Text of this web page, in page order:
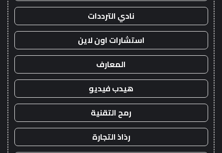
نادي الترددات
استشارات اون لاين
المعارف
هيدب فيديو
رمح التقنية
رذاذ التجارة